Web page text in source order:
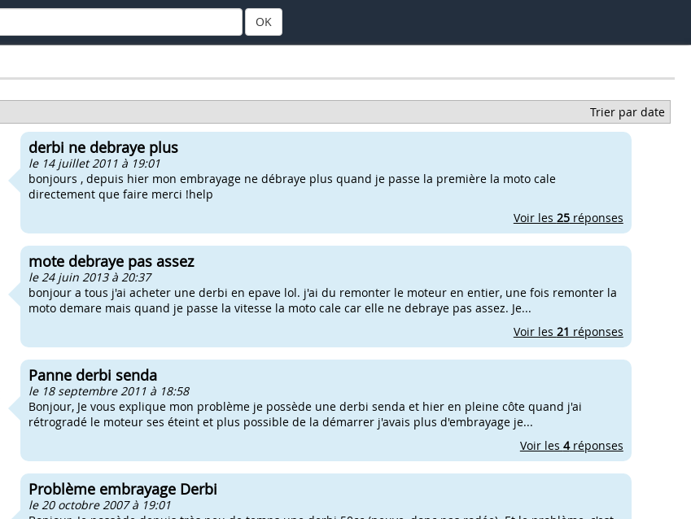
OK
Trier par date
derbi ne debraye plus
le 14 juillet 2011 à 19:01
bonjours , depuis hier mon embrayage ne débraye plus quand je passe la première la moto cale
directement que faire merci !help
Voir les 25réponses
mote debraye pas assez
le 24 juin 2013 à 20:37
bonjour a tous j'ai acheter une derbi en epave lol. j'ai du remonter le moteur en entier, une fois remonter la
moto demare mais quand je passe la vitesse la moto cale car elle ne debraye pas assez. Je...
Voir les 21 réponses
Panne derbi senda
le 18 septembre 2011 à 18:58
Bonjour, Je vous explique mon problème je possède une derbi senda et hier en pleine côte quand j'ai
rétrogradé le moteur ses éteint et plus possible de la démarrer j'avais plus d'embrayage je...
Voir les 4réponses
Problème embrayage Derbi
le 20 octobre 2007 à 19:01